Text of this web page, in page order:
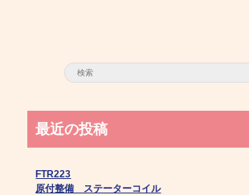
最近の投稿
FTR223
原付整備 ステーターコイル